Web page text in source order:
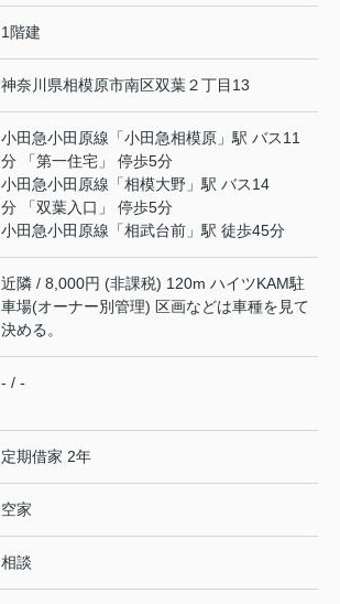
1階建
神奈川県相模原市南区双葉２丁目13
小田急小田原線 「小田急相模原 」駅 バス11
分 「第一住宅」 停歩5分
小田急小田原線 「相模大野 」駅 バス14
分 「双葉入口」 停歩5分
小田急小田原線 「相武台前 」駅 徒歩45分
近隣 / 8,000円 (非課税) 120m ハイツKAM駐
車場(オーナー別管理) 区画などは車種を見て
決める。
- / -
定期借家 2年
空家
相談